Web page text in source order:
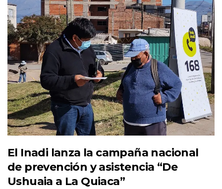
El Inadi lanza la campaña nacional
de prevención y asistencia “De
Ushuaia a La Quiaca”